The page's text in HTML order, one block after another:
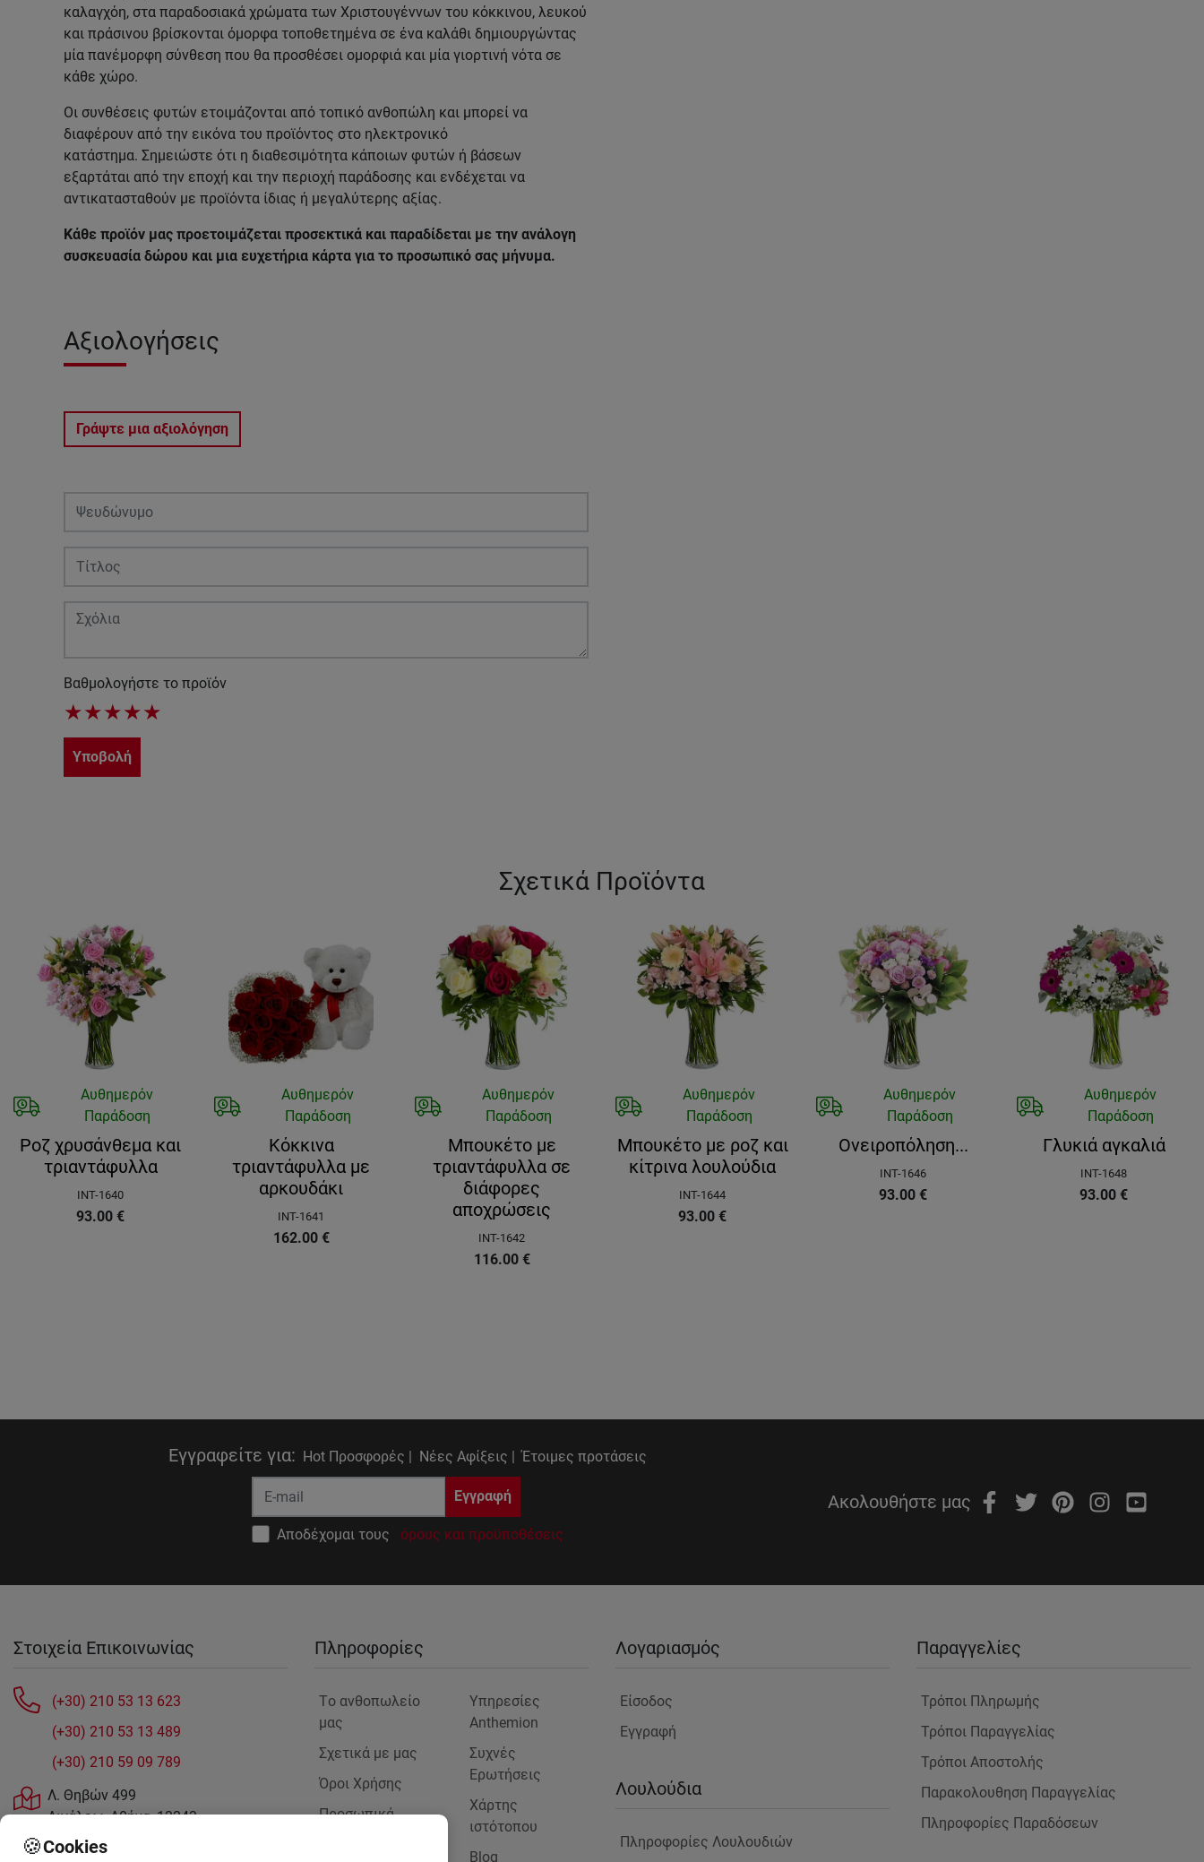
καλαγχόη, στα παραδοσιακά χρώματα των Χριστουγέννων του κόκκινου, λευκού
και πράσινου βρίσκονται όμορφα τοποθετημένα σε ένα καλάθι δημιουργώντας
μία πανέμορφη σύνθεση που θα προσθέσει ομορφιά και μία γιορτινή νότα σε
κάθε χώρο.
Οι συνθέσεις φυτών ετοιμάζονται από τοπικό ανθοπώλη και μπορεί να
διαφέρουν από την εικόνα του προϊόντος στο ηλεκτρονικό
κατάστημα. Σημειώστε ότι η διαθεσιμότητα κάποιων φυτών ή βάσεων
εξαρτάται από την εποχή και την περιοχή παράδοσης και ενδέχεται να
αντικατασταθούν με προϊόντα ίδιας ή μεγαλύτερης αξίας.
Κάθε προϊόν μας προετοιμάζεται προσεκτικά και παραδίδεται με την ανάλογη
συσκευασία δώρου και μια ευχετήρια κάρτα για το προσωπικό σας μήνυμα.
Αξιολογήσεις
Γράψτε μια αξιολόγηση
Βαθμολογήστε το προϊόν
★★★★★
Υποβολή
Σχετικά Προϊόντα
Αυθημερόν
Παράδοση
Ροζ χρυσάνθεμα και
τριαντάφυλλα
INT-1640
93.00 €
Αυθημερόν
Παράδοση
Κόκκινα
τριαντάφυλλα με
αρκουδάκι
INT-1641
162.00 €
Αυθημερόν
Παράδοση
Μπουκέτο με
τριαντάφυλλα σε
διάφορες
αποχρώσεις
INT-1642
116.00 €
Αυθημερόν
Παράδοση
Μπουκέτο με ροζ και
κίτρινα λουλούδια
INT-1644
93.00 €
Αυθημερόν
Παράδοση
Ονειροπόληση...
INT-1646
93.00 €
Αυθημερόν
Παράδοση
Γλυκιά αγκαλιά
INT-1648
93.00 €
Εγγραφείτε για: Hot Προσφορές | Νέες Αφίξεις | Έτοιμες προτάσεις
Εγγραφή
Αποδέχομαι τους όρους και προϋποθέσεις
Ακολουθήστε μας
Στοιχεία Επικοινωνίας
(+30) 210 53 13 623
(+30) 210 53 13 489
(+30) 210 59 09 789
Λ. Θηβών 499
Αιγάλεω, Αθήνα, 12243
sales@anthemionflowers.gr
Πληροφορίες
Tο ανθοπωλείο
μας
Σχετικά με μας
Όροι Χρήσης
Προσωπικά
Υπηρεσίες
Anthemion
Συχνές
Ερωτήσεις
Χάρτης
ιστότοπου
Blog
Λογαριασμός
Είσοδος
Εγγραφή
Λουλούδια
Πληροφορίες Λουλουδιών
Παραγγελίες
Τρόποι Πληρωμής
Τρόποι Παραγγελίας
Τρόποι Αποστολής
Παρακολουθηση Παραγγελίας
Πληροφορίες Παραδόσεων
🍪Cookies